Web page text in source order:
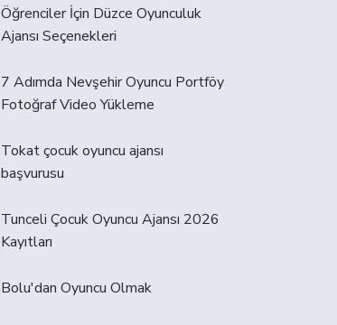
Öğrenciler İçin Düzce Oyunculuk
Ajansı Seçenekleri
7 Adımda Nevşehir Oyuncu Portföy
Fotoğraf Video Yükleme
Tokat çocuk oyuncu ajansı
başvurusu
Tunceli Çocuk Oyuncu Ajansı 2026
Kayıtları
Bolu'dan Oyuncu Olmak